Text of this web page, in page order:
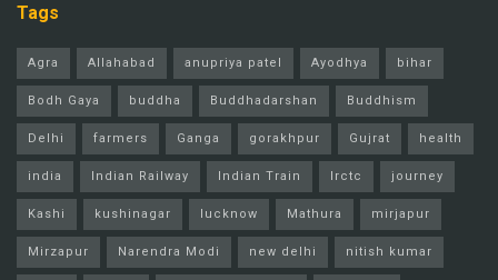
Tags
Agra Allahabad anupriya patel Ayodhya bihar
Bodh Gaya buddha Buddhadarshan Buddhism
Delhi farmers Ganga gorakhpur Gujrat health
india Indian Railway Indian Train Irctc journey
Kashi kushinagar lucknow Mathura mirjapur
Mirzapur Narendra Modi new delhi nitish kumar